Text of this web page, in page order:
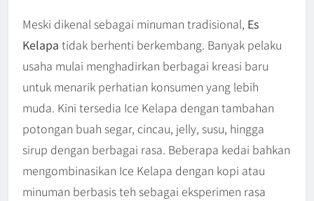
Meski dikenal sebagai minuman tradisional, Es
Kelapa tidak berhenti berkembang. Banyak pelaku
usaha mulai menghadirkan berbagai kreasi baru
untuk menarik perhatian konsumen yang lebih
muda. Kini tersedia Ice Kelapa dengan tambahan
potongan buah segar, cincau, jelly, susu, hingga
sirup dengan berbagai rasa. Beberapa kedai bahkan
mengombinasikan Ice Kelapa dengan kopi atau
minuman berbasis teh sebagai eksperimen rasa